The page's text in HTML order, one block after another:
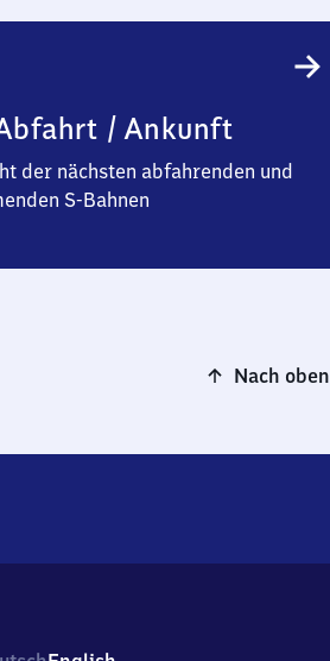
/ Ankunft
der nächsten abfahrenden und
S-Bahnen
Nach oben